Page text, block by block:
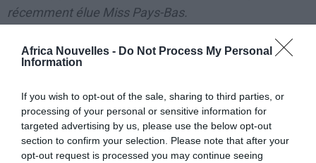
Africa Nouvelles - Do Not Process My Personal
Information
If you wish to opt-out of the sale, sharing to third parties, or
processing of your personal or sensitive information for
targeted advertising by us, please use the below opt-out
section to confirm your selection. Please note that after your
opt-out request is processed you may continue seeing
récemment élue Miss Pays-Bas.
Didier Drogba coupable
presse néerlandaise, il
n’y aucun doute.
L’attaquant ivoirien est
soupçonné d’avoir eu une relation Tatjana Maul,